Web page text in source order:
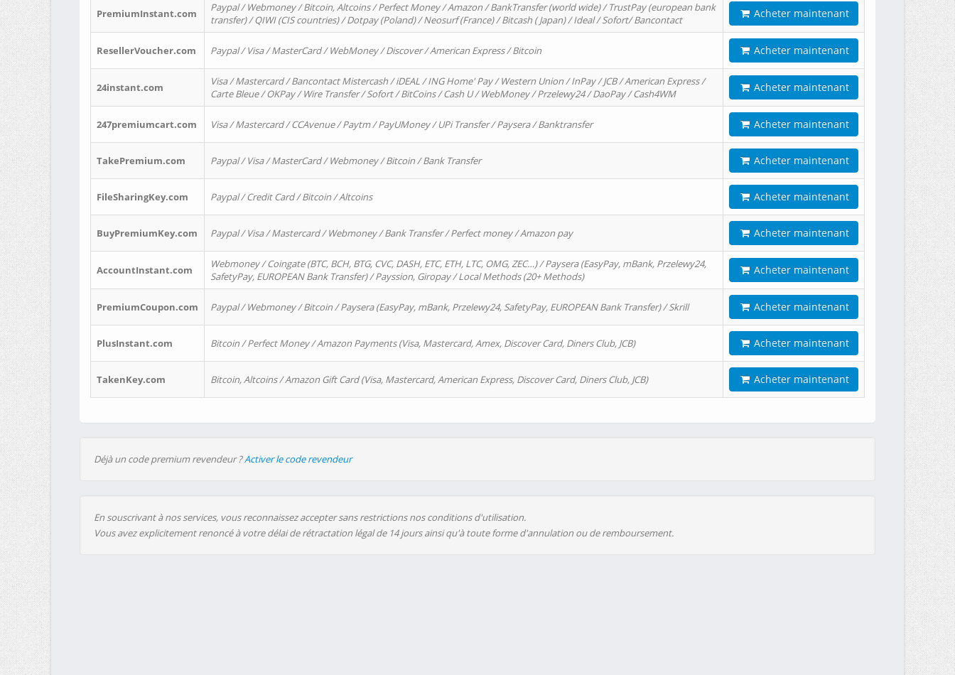
PremiumInstant.com
Paypal / Webmoney / Bitcoin, Altcoins / Perfect Money / Amazon / BankTransfer (world wide) / TrustPay (european bank
transfer) / QIWI (CIS countries) / Dotpay (Poland) / Neosurf (France) / Bitcash ( Japan) / Ideal / Sofort/ Bancontact
Acheter maintenant
ResellerVoucher.com Paypal / Visa / MasterCard / WebMoney / Discover / American Express / Bitcoin Acheter maintenant
24instant.com
Visa / Mastercard / Bancontact Mistercash / iDEAL / ING Home' Pay / Western Union / InPay / JCB / American Express /
Carte Bleue / OKPay / Wire Transfer / Sofort / BitCoins / Cash U / WebMoney / Przelewy24 / DaoPay / Cash4WM
Acheter maintenant
247premiumcart.com Visa / Mastercard / CCAvenue / Paytm / PayUMoney / UPi Transfer / Paysera / Banktransfer Acheter maintenant
TakePremium.com Paypal / Visa / MasterCard / Webmoney / Bitcoin / Bank Transfer Acheter maintenant
FileSharingKey.com Paypal / Credit Card / Bitcoin / Altcoins Acheter maintenant
BuyPremiumKey.com Paypal / Visa / Mastercard / Webmoney / Bank Transfer / Perfect money / Amazon pay Acheter maintenant
AccountInstant.com
Webmoney / Coingate (BTC, BCH, BTG, CVC, DASH, ETC, ETH, LTC, OMG, ZEC…) / Paysera (EasyPay, mBank, Przelewy24,
SafetyPay, EUROPEAN Bank Transfer) / Payssion, Giropay / Local Methods (20+ Methods)
Acheter maintenant
PremiumCoupon.com Paypal / Webmoney / Bitcoin / Paysera (EasyPay, mBank, Przelewy24, SafetyPay, EUROPEAN Bank Transfer) / Skrill Acheter maintenant
PlusInstant.com Bitcoin / Perfect Money / Amazon Payments (Visa, Mastercard, Amex, Discover Card, Diners Club, JCB) Acheter maintenant
TakenKey.com Bitcoin, Altcoins / Amazon Gift Card (Visa, Mastercard, American Express, Discover Card, Diners Club, JCB) Acheter maintenant
Déjà un code premium revendeur ?Activer le code revendeur
En souscrivant à nos services, vous reconnaissez accepter sans restrictions nos conditions d'utilisation.
Vous avez explicitement renoncé à votre délai de rétractation légal de 14 jours ainsi qu'à toute forme d'annulation ou de remboursement.